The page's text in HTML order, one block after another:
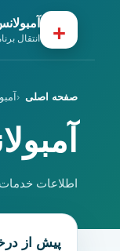
+ انتقال
صفحه اصلی
اطلاعات خدمات
پیش از